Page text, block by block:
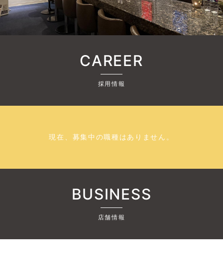
CAREER
採用情報
現在、募集中の職種はありません。
BUSINESS
店舗情報